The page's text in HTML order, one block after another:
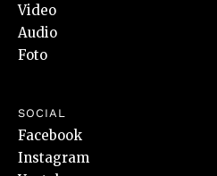
Video
Audio
Foto
SOCIAL
Facebook
Instagram